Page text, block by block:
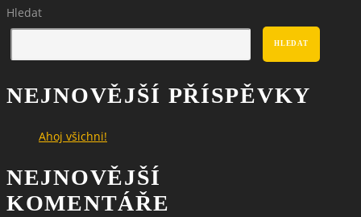
Hledat
HLEDAT
NEJNOVĚJŠÍ PŘÍSPĚVKY
Ahoj všichni!
NEJNOVĚJŠÍ
KOMENTÁŘE